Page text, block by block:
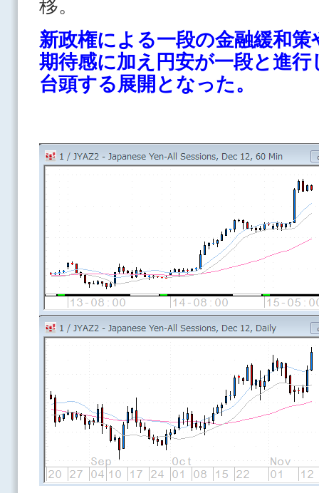
移。
新政権による一段の金融緩和
期待感に加え円安が一段と進
台頭する展開となった。